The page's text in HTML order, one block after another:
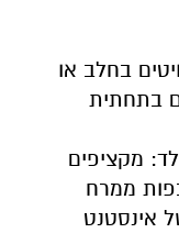
בחלב או
בתחתית
מקציפים
מ"ל שמנת מתוקה עם 2 כפות ממרח
אינסטנט